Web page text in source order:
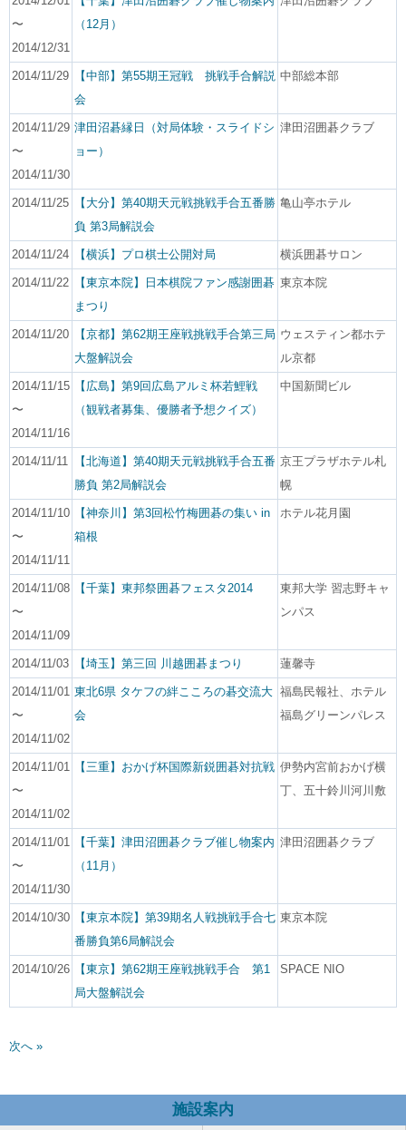
〜
2014/12/31
（12月）
2014/11/29
【中部】第55期王冠戦 挑戦手合解説
会
中部総本部
2014/11/29
〜
2014/11/30
津田沼碁縁日（対局体験・スライドシ
ョー）
津田沼囲碁クラブ
2014/11/25
【大分】第40期天元戦挑戦手合五番勝
負 第3局解説会
亀山亭ホテル
2014/11/24 【横浜】プロ棋士公開対局 横浜囲碁サロン
2014/11/22
【東京本院】日本棋院ファン感謝囲碁
まつり
東京本院
2014/11/20
【京都】第62期王座戦挑戦手合第三局
大盤解説会
ウェスティン都ホテ
ル京都
2014/11/15
〜
2014/11/16
【広島】第9回広島アルミ杯若鯉戦
（観戦者募集、優勝者予想クイズ）
中国新聞ビル
2014/11/11
【北海道】第40期天元戦挑戦手合五番
勝負 第2局解説会
京王プラザホテル札
幌
2014/11/10
〜
2014/11/11
【神奈川】第3回松竹梅囲碁の集い in
箱根
ホテル花月園
2014/11/08
〜
2014/11/09
【千葉】東邦祭囲碁フェスタ2014
東邦大学 習志野キャ
ンパス
2014/11/03 【埼玉】第三回 川越囲碁まつり 蓮馨寺
2014/11/01
〜
2014/11/02
東北6県 タケフの絆こころの碁交流大
会
福島民報社、ホテル
福島グリーンパレス
2014/11/01
〜
2014/11/02
【三重】おかげ杯国際新鋭囲碁対抗戦 伊勢内宮前おかげ横
丁、五十鈴川河川敷
2014/11/01
〜
2014/11/30
【千葉】津田沼囲碁クラブ催し物案内
（11月）
津田沼囲碁クラブ
2014/10/30
【東京本院】第39期名人戦挑戦手合七
番勝負第6局解説会
東京本院
2014/10/26
【東京】第62期王座戦挑戦手合 第1
局大盤解説会
SPACE NIO
次へ »
施設案内